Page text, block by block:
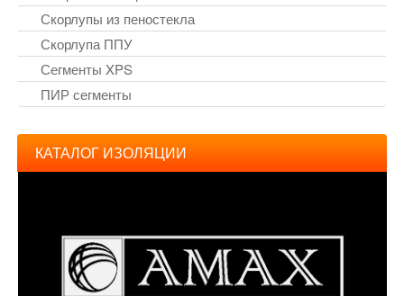
Скорлупы из пеностекла
Скорлупа ППУ
Сегменты XPS
ПИР сегменты
КАТАЛОГ ИЗОЛЯЦИИ